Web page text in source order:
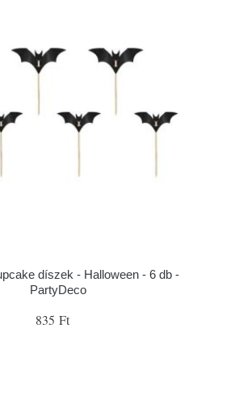
díszek - Halloween - 6 db -
PartyDeco
835 Ft